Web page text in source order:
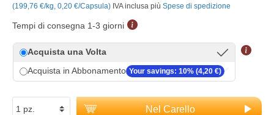
(199,76 €/kg, 0,20 €/Capsula) IVA inclusa più Spese di spedizione
Tempi di consegna 1-3 giorni
Acquista una Volta
Acquista in Abbonamento Your savings: 10% (4,20 €)
Nel Carello